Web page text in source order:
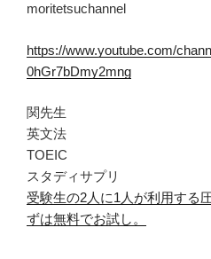
moritetsuchannel
https://www.youtube.com/
0hGr7bDmy2mng
関先生
英文法
TOEIC
スタディサプリ
受験生の2人に1人が利用する
ずは無料でお試し。